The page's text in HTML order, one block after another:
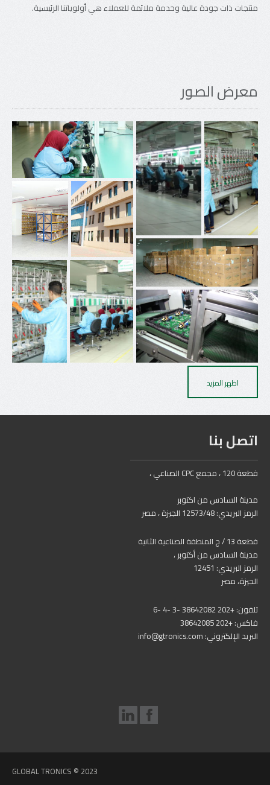
منتجات ذات جودة عالية وخدمة ملائمة للعملاء هي أولوياتنا الرئيسية.
معرض الصور
اظهر المزيد
اتصل بنا
قطعة 120 ، مجمع CPC الصناعي ،
مدينة السادس من اكتوبر
الرمز البريدي: 12573/48 الجيزة ، مصر
قطعة 13 / ج المنطقة الصناعية الثانية
مدينة السادس من أكتوبر ،
الرمز البريدي: 12451
الجيزة، مصر
تلفون: +202 38642082 -3 -4 -6
فاكس: +202 38642085
البريد الإلكتروني: info@gtronics.com
GLOBAL TRONICS © 2023